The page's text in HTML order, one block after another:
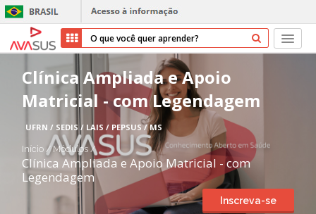
Início
Cursos
Parceiros
Sobre nós
Transparência
Clínica Ampliada e Apoio
Matricial - com Legendagem
UFRN / SEDIS / LAIS / PEPSUS / MS
Início / Módulos/
Clínica Ampliada e Apoio Matricial - com
Legendagem
Inscreva-se